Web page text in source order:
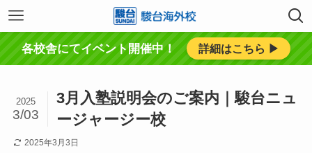
各校舎にてイベント開催中！ 詳細はこちら ▶︎
3月入塾説明会のご案内｜駿台ニュ
ージャージー校
2025
3/03
2025年3月3日